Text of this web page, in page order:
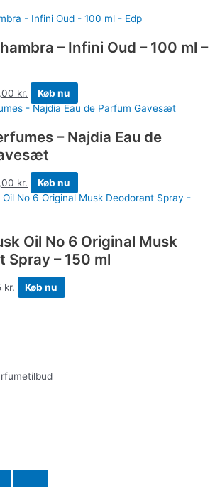
– Infini Oud – 100 ml –
kr. Køb nu
– Najdia Eau de
kr. Køb nu
Oil No 6 Original Musk
Spray – 150 ml
kr. Køb nu